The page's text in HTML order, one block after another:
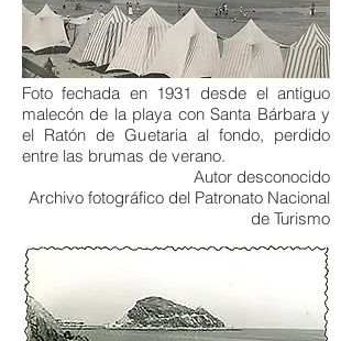
Foto fechada en 1931 desde el antiguo
malecón de la playa con Santa Bárbara y
el Ratón de Guetaria al fondo, perdido
entre las brumas de verano.
Autor desconocido
Archivo fotográfico del Patronato Nacional
de Turismo